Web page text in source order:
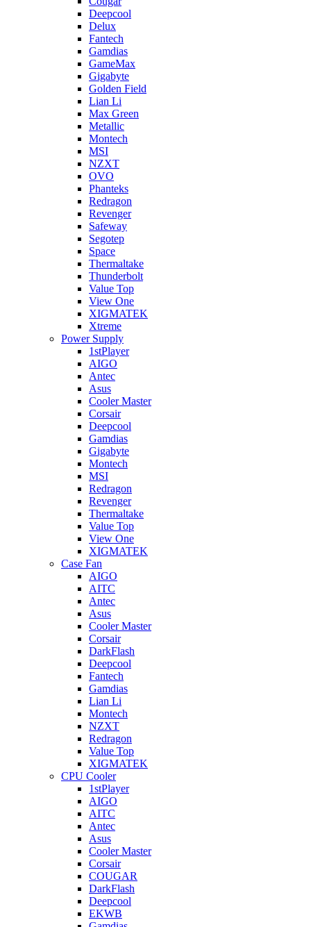
Deepcool
Delux
Fantech
Gamdias
GameMax
Gigabyte
Golden Field
Lian Li
Max Green
Metallic
Montech
MSI
NZXT
OVO
Phanteks
Redragon
Revenger
Safeway
Segotep
Space
Thermaltake
Thunderbolt
Value Top
View One
XIGMATEK
Xtreme
Power Supply
1stPlayer
AIGO
Antec
Asus
Cooler Master
Corsair
Deepcool
Gamdias
Gigabyte
Montech
MSI
Redragon
Revenger
Thermaltake
Value Top
View One
XIGMATEK
Case Fan
AIGO
AITC
Antec
Asus
Cooler Master
Corsair
DarkFlash
Deepcool
Fantech
Gamdias
Lian Li
Montech
NZXT
Redragon
Value Top
XIGMATEK
CPU Cooler
1stPlayer
AIGO
AITC
Antec
Asus
Cooler Master
Corsair
COUGAR
DarkFlash
Deepcool
EKWB